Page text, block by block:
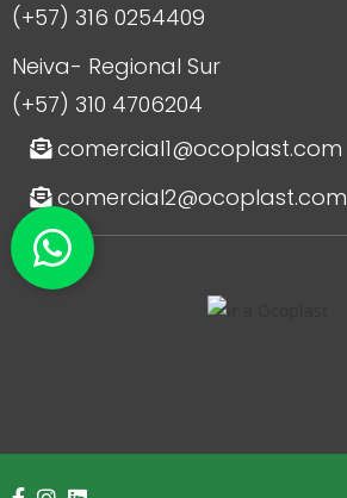
(+57) 316 0254409
Neiva- Regional Sur
(+57) 310 4706204
comercial1@ocoplast.com
comercial2@ocoplast.com